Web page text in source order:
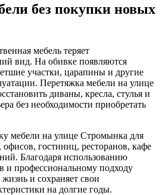
без покупки новых
мебель теряет
вид. На обивке появляются
участки, царапины и другие
Перетяжка мебели на улице
диваны, кресла, стулья и
без необходимости приобретать
мебели на улице Стромынка для
гостиниц, ресторанов, кафе
Благодаря использованию
и профессиональному подходу
и сохраняет свои
на долгие годы.